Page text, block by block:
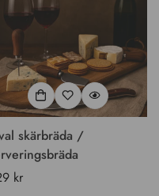
skärbräda /
kr